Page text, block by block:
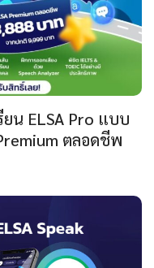
น ELSA Pro แบบ
ตลอดชีพ